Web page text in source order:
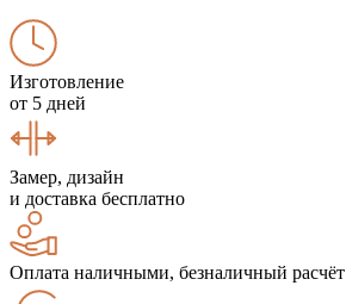
Изготовление
от 5 дней
Замер, дизайн
и доставка бесплатно
Оплата наличными, безналичный расчёт